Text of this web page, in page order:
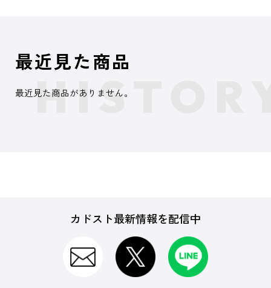
最近見た商品
最近見た商品がありません。
カドスト最新情報を配信中